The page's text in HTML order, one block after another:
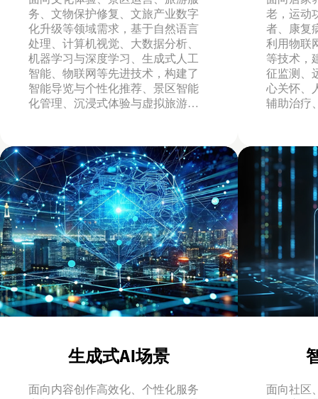
务、文物保护修复、文旅产业数字
化升级等领域需求，基于自然语言
处理、计算机视觉、大数据分析、
机器学习与深度学习、生成式人工
智能、物联网等先进技术，构建了
智能导览与个性化推荐、景区智能
化管理、沉浸式体验与虚拟旅游、
行业的服务模式和管理方式从传统
模式向智能化、数字化、可持续化
方向转型，助力文物保护与文化传
承创新发展。
老，运动
者、康复
利用物联
等技术，
征监测、
心关怀、
辅助治疗
人智能陪
肢、运动
生成式AI场景
面向内容创作高效化、个性化服务
面向社区